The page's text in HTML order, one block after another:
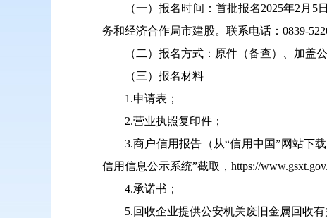
（一）报名时间：首批报名2025年2月
务和经济合作局市建股。联系电话：0839-
（二）报名方式：原件（备查）、加盖
（三）报名材料
1.申请表；
2.营业执照复印件；
3.商户信用报告（从“信用中国”网站下
信用信息公示系统”截取，https://
4.承诺书；
5.回收企业提供公安机关废旧金属回收有